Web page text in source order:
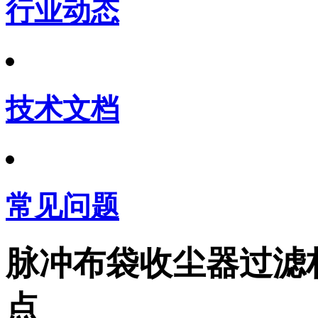
行业动态
技术文档
常见问题
脉冲布袋收尘器过
点